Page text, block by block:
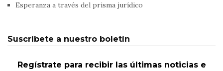
Esperanza a través del prisma jurídico
Suscríbete a nuestro boletín
Regístrate para recibir las últimas noticias e